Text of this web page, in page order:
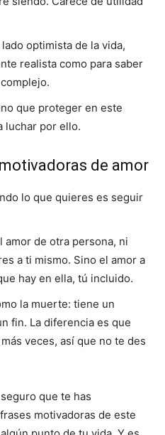
optimista de la vida,
realista como para saber
que proteger en este
luchar por ello.
de amor
lo que quieres es seguir
amor de otra persona, ni
a ti mismo. Sino el amor a
hay en ella, tú incluido.
la muerte: tiene un
fin. La diferencia es que
veces, así que no te des
que te has
motivadoras de este